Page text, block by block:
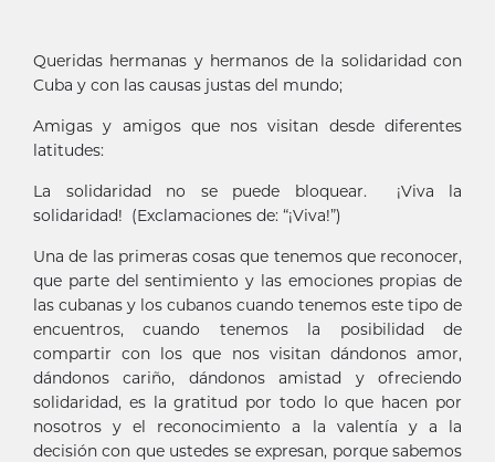
Queridas hermanas y hermanos de la solidaridad con
Cuba y con las causas justas del mundo;
Amigas y amigos que nos visitan desde diferentes
latitudes:
La solidaridad no se puede bloquear. ¡Viva la
solidaridad! (Exclamaciones de: “¡Viva!”)
Una de las primeras cosas que tenemos que reconocer,
que parte del sentimiento y las emociones propias de
las cubanas y los cubanos cuando tenemos este tipo de
encuentros, cuando tenemos la posibilidad de
compartir con los que nos visitan dándonos amor,
dándonos cariño, dándonos amistad y ofreciendo
solidaridad, es la gratitud por todo lo que hacen por
nosotros y el reconocimiento a la valentía y a la
decisión con que ustedes se expresan, porque sabemos